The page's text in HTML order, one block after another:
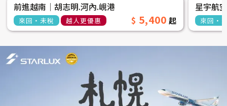
前進越南│胡志明.河內.峴港
來回‧未稅 越人更優惠 5,400
星宇航
來回‧